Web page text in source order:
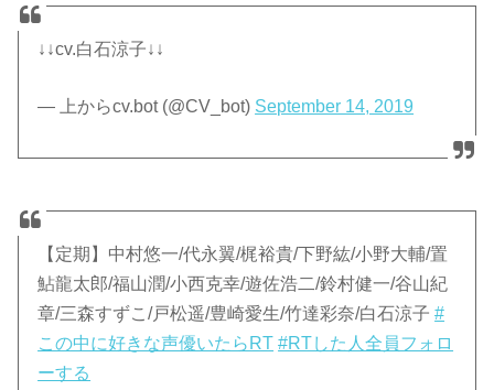
↓↓cv.白石涼子↓↓
— 上からcv.bot (@CV_bot) September 14, 2019
【定期】中村悠一/代永翼/梶裕貴/下野紘/小野大輔/置
鮎龍太郎/福山潤/小西克幸/遊佐浩二/鈴村健一/谷山紀
章/三森すずこ/戸松遥/豊崎愛生/竹達彩奈/白石涼子#
この中に好きな声優いたらRT #RTした人全員フォロ
ーする